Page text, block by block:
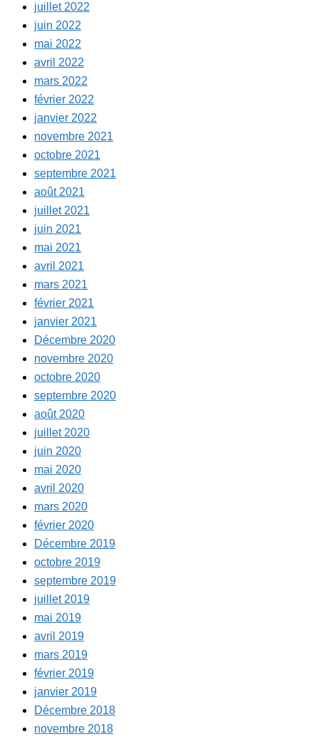
juillet 2022
juin 2022
mai 2022
avril 2022
mars 2022
février 2022
janvier 2022
novembre 2021
octobre 2021
septembre 2021
août 2021
juillet 2021
juin 2021
mai 2021
avril 2021
mars 2021
février 2021
janvier 2021
Décembre 2020
novembre 2020
octobre 2020
septembre 2020
août 2020
juillet 2020
juin 2020
mai 2020
avril 2020
mars 2020
février 2020
Décembre 2019
octobre 2019
septembre 2019
juillet 2019
mai 2019
avril 2019
mars 2019
février 2019
janvier 2019
Décembre 2018
novembre 2018